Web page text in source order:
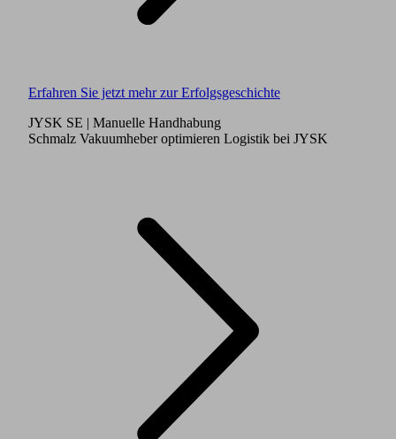
Erfahren Sie jetzt mehr zur Erfolgsgeschichte
JYSK SE | Manuelle Handhabung
Schmalz Vakuumheber optimieren Logistik bei JYSK